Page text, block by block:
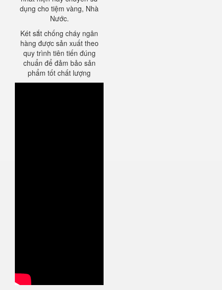
dụng cho tiệm vàng, Nhà
Nước.
Két sắt chống cháy ngân
hàng được sản xuất theo
quy trình tiên tiến đúng
chuẩn để đảm bảo sản
phẩm tốt chất lượng